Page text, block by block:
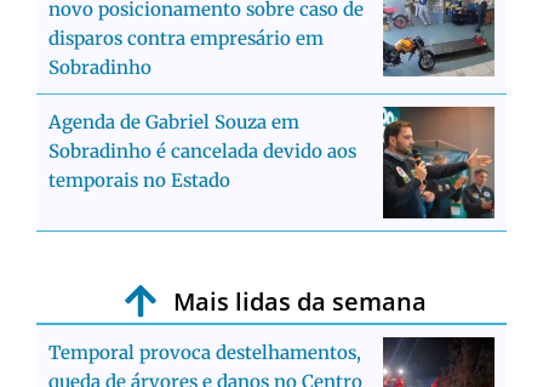
novo posicionamento sobre caso de
disparos contra empresário em
Sobradinho
Agenda de Gabriel Souza em
Sobradinho é cancelada devido aos
temporais no Estado
Mais lidas da semana
Temporal provoca destelhamentos,
queda de árvores e danos no Centro